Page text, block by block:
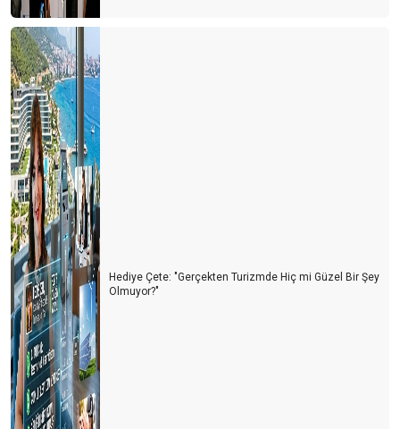
DÜNYA TÜRKİYE’DE NERELERİ MERAK EDİYOR?
GAZZE RİVİERASI
2025 YILINDA ANTALYA TURİZMİNİ BEKLEYEN RİSKLER
GURBETÇİ DEĞİL, ARTIK DÖRDÜNCÜ KUŞAK
Ben bu 2024'e pek ısınamadım
REHBERLER VAR OLMA MÜCAEDELESİ VERİYOR
ANTALYA TURİZMİNİN 10 YILI
BALON TURLARININ YENİ ROTASI PAMUKKALE
UNESCO BU YIL TÜRKİYE’Yİ PAS GEÇTİ
ÇOCUKLU AİLELERDE HER ÜÇ KİŞİDEN BİRİ ‘TÜRKİYE’ DEDİ
ÖRENYERİ ÜCRETLERİNDE EVDEKİ HESAP ÇARŞIYA UYMADI
2025 YILINDA ZAM YAPILMAYACAK
TURİST FABRİKASI: ÇİN
Hediye Çete: "Gerçekten Turizmde Hiç mi Güzel Bir Şey
Olmuyor?"